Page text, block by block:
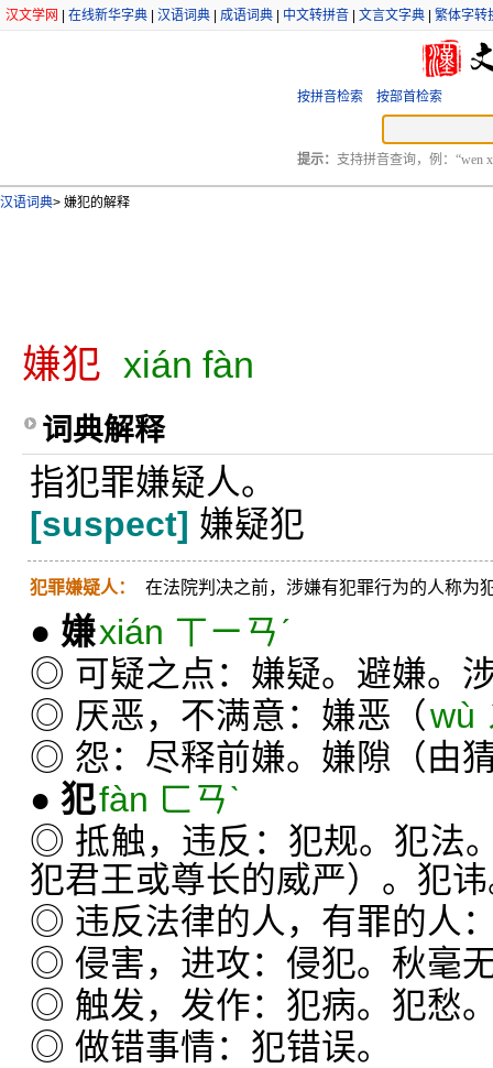
汉文学网 在线新华字典 汉语词典 成语词典 中文转拼音 文言文字典 繁体字转
按拼音检索 按部首检索
提示： 支持拼音查询，例：“wen
汉语词典> 嫌犯的解释
嫌犯 xián fàn
词典解释
指犯罪嫌疑人。
[suspect] 嫌疑犯
犯罪嫌疑人： 在法院判决之前，涉嫌有犯罪行为的人称为
● 嫌xián ㄒㄧㄢˊ
◎ 可疑之点：嫌疑。避嫌。
◎ 厌恶，不满意：嫌恶（wù
◎ 怨：尽释前嫌。嫌隙（由
● 犯fàn ㄈㄢˋ
◎ 抵触，违反：犯规。犯法
犯君王或尊长的威严）。犯
◎ 违反法律的人，有罪的人
◎ 侵害，进攻：侵犯。秋毫
◎ 触发，发作：犯病。犯愁
◎ 做错事情：犯错误。